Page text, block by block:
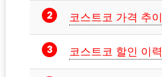
코스트코 가격 추이
코스트코 할인 이력